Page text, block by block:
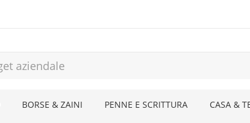
BORSE & ZAINI PENNE E SCRITTURA CASA &